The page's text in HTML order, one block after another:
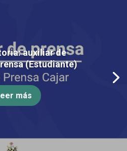
auxiliar de
(Estudiante)
más